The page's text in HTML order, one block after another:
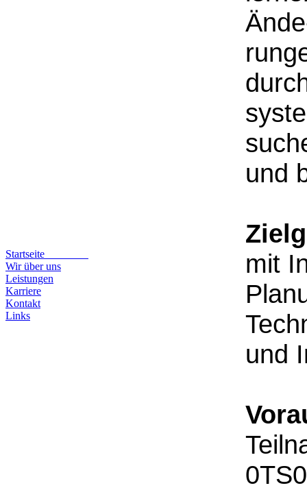
Startseite
Wir über uns
Leistungen
Karriere
Kontakt
Links
und
mit
und